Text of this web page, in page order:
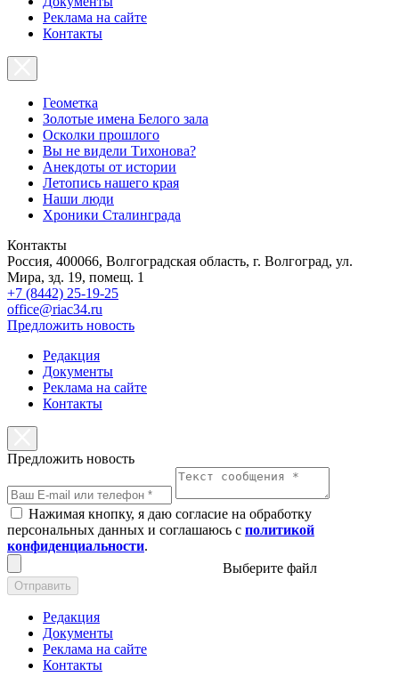
Реклама на сайте
Контакты
Геометка
Золотые имена Белого зала
Осколки прошлого
Вы не видели Тихонова?
Анекдоты от истории
Летопись нашего края
Наши люди
Хроники Сталинграда
Контакты
Россия, 400066, Волгоградская область, г. Волгоград, ул.
Мира, зд. 19, помещ. 1
+7 (8442) 25-19-25
office@riac34.ru
Предложить новость
Редакция
Документы
Реклама на сайте
Контакты
Предложить новость
Нажимая кнопку, я даю согласие на обработку
персональных данных и соглашаюсь с политикой
конфиденциальности.
Выберите файл
Отправить
Редакция
Документы
Реклама на сайте
Контакты